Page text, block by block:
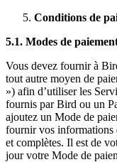
Conditions de
5.1. Modes de
Vous devez fournir à
tout autre moyen de
») afin d’utiliser les
fournis par Bird ou un
ajoutez un Mode de
fournir vos informations
et complètes. Il est de
jour votre Mode de